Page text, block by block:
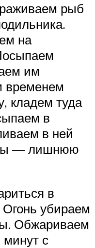
рыб
на
им
временем
кладем туда
в
в ней
— лишнюю
в
убираем
Обжариваем
минут с